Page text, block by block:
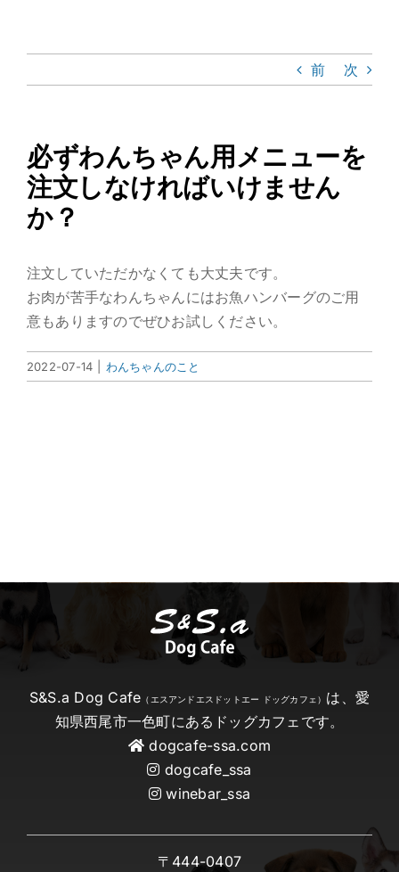
content
施設紹介
カフェメニュー
アクセス
前 次
必ずわんちゃん用メニューを
注文しなければいけません
か？
注文していただかなくても大丈夫です。
お肉が苦手なわんちゃんにはお魚ハンバーグのご用
意もありますのでぜひお試しください。
2022-07-14 わんちゃんのこと
S&S.a Dog Cafe （エスアンドエスドットエー ドッグカフェ） は、愛
知県西尾市一色町にあるドッグカフェです。
dogcafe-ssa.com
dogcafe_ssa
winebar_ssa
〒444-0407